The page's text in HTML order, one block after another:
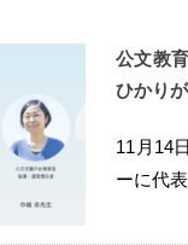
公文教
ひかり
11月14
ーに代